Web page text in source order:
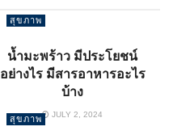
สุขภาพ
น้ำมะพร้าว มีประโยชน์
อย่างไร มีสารอาหารอะไร
บ้าง
JULY 2, 2024
สุขภาพ